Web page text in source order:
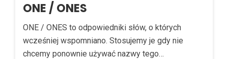
ONE / ONES
ONE / ONES to odpowiedniki słów, o których
wcześniej wspomniano. Stosujemy je gdy nie
chcemy ponownie używać nazwy tego…